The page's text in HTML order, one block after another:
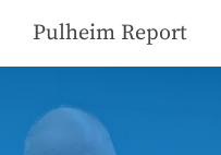
Inhalt
springen
Pulheim Report